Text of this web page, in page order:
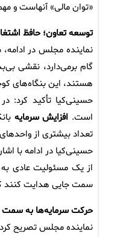
«توان مالی» آنهاست و
توسعه تعاون؛ حافظ
نماینده مجلس در
گام برمی‌دارد، نقشی
هستند، این بنگاه‌های
حسینی‌کیا تأکید کرد:
است. افزایش سرمایه
تعداد بیشتری از
حسینی‌کیا در ادامه با
از یک مسئولیت عادی به
سمت جایی هدایت کنند
حرکت سرمایه‌ها به سمت
نماینده مجلس تصریح